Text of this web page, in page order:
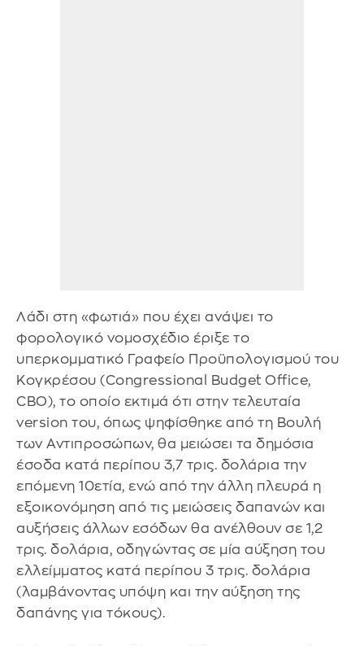
Λάδι στη «φωτιά» που έχει ανάψει το
φορολογικό νομοσχέδιο έριξε το
υπερκομματικό Γραφείο Προϋπολογισμού του
Κογκρέσου (Congressional Budget Office,
CBO), το οποίο εκτιμά ότι στην τελευταία
version του, όπως ψηφίσθηκε από τη Βουλή
των Αντιπροσώπων, θα μειώσει τα δημόσια
έσοδα κατά περίπου 3,7 τρις. δολάρια την
επόμενη 10ετία, ενώ από την άλλη πλευρά η
εξοικονόμηση από τις μειώσεις δαπανών και
αυξήσεις άλλων εσόδων θα ανέλθουν σε 1,2
τρις. δολάρια, οδηγώντας σε μία αύξηση του
ελλείμματος κατά περίπου 3 τρις. δολάρια
(λαμβάνοντας υπόψη και την αύξηση της
δαπάνης για τόκους).